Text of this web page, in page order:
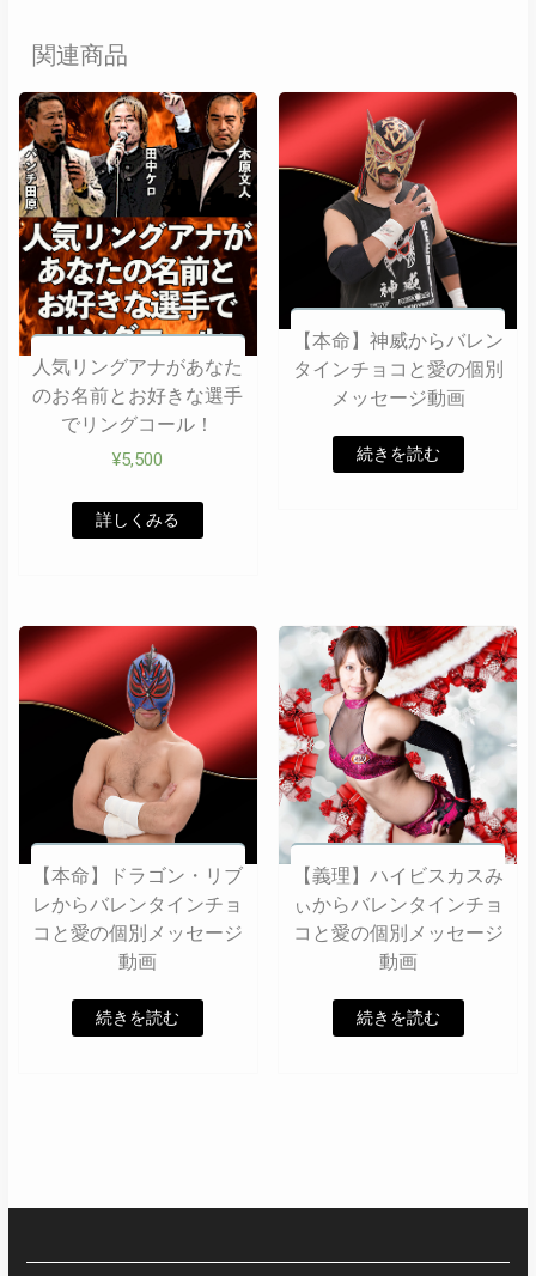
関連商品
人気リングアナがあなた
のお名前とお好きな選手
でリングコール！
¥5,500
詳しくみる
【本命】神威からバレン
タインチョコと愛の個別
メッセージ動画
続きを読む
【本命】ドラゴン・リブ
レからバレンタインチョ
コと愛の個別メッセージ
動画
続きを読む
【義理】ハイビスカスみ
ぃからバレンタインチョ
コと愛の個別メッセージ
動画
続きを読む